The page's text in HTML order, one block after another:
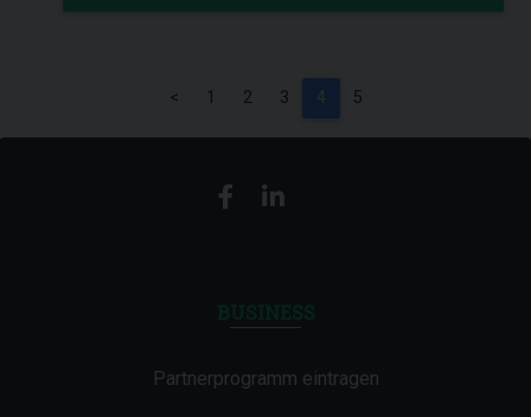
< 1 2 3 4 5
Partnerprogramm eintragen